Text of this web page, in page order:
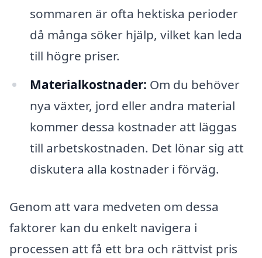
sommaren är ofta hektiska perioder
då många söker hjälp, vilket kan leda
till högre priser.
Materialkostnader: Om du behöver
nya växter, jord eller andra material
kommer dessa kostnader att läggas
till arbetskostnaden. Det lönar sig att
diskutera alla kostnader i förväg.
Genom att vara medveten om dessa
faktorer kan du enkelt navigera i
processen att få ett bra och rättvist pris